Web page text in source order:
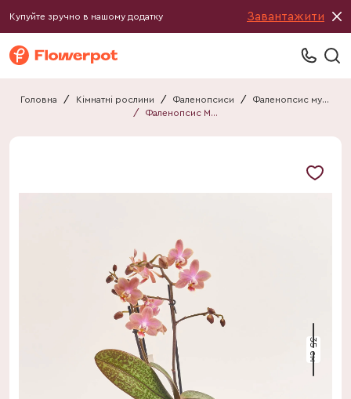
Купуйте зручно в нашому додатку Завантажити
Головна / Кімнатні рослини / Фаленопсиси /
Фаленопсис мультифлора
/
Фаленопсис Мф "Парфум" 2ст.
35 см